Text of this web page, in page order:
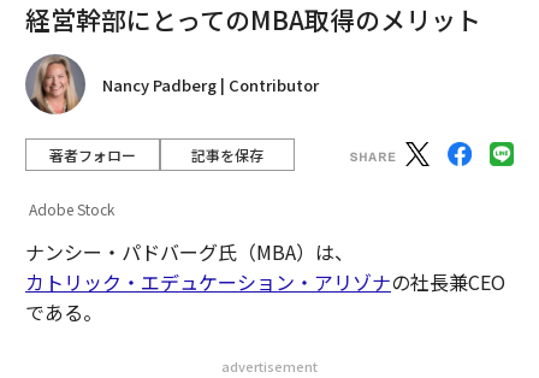
経営幹部にとってのMBA取得のメリット
Nancy Padberg | Contributor
著者フォロー 記事を保存
Adobe Stock
ナンシー・パドバーグ氏（MBA）は、
カトリック・エデュケーション・アリゾナの社長兼CEO
である。
advertisement